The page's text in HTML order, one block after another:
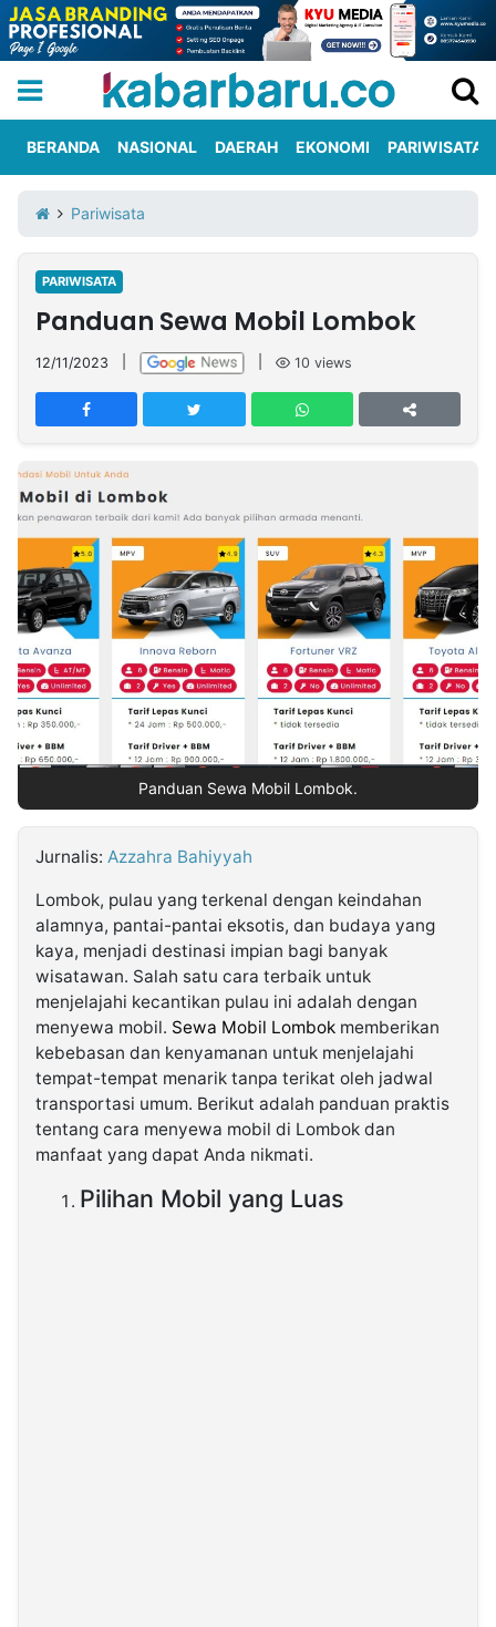
Iklan
Berita
Kami
Nasional
International
Olahraga
Entertainment
Daerah
Pariwisata
Kuliner
Kolom
Network
TREETAN
MULTIMEDIA
INDONESIA
Partner
Insight
NTB
Suara
Time
Lens
IDN
Daily
Jogja
Jalan
Rakyat
Idealita
News
Kita
Notice
Radar
Baru
Seedbacklink
Follow
Kabarbaru
Kabarbaru.co
2026
Kabarbaru
BERANDA NASIONAL DAERAH EKONOMI PARIWISATA
Pariwisata
PARIWISATA
Panduan Sewa Mobil Lombok
12/11/2023 10 views
Panduan Sewa Mobil Lombok.
Jurnalis: Azzahra Bahiyyah
Lombok, pulau yang terkenal dengan keindahan
alamnya, pantai-pantai eksotis, dan budaya yang
kaya, menjadi destinasi impian bagi banyak
wisatawan. Salah satu cara terbaik untuk
menjelajahi kecantikan pulau ini adalah dengan
menyewa mobil. Sewa Mobil Lombok memberikan
kebebasan dan kenyamanan untuk menjelajahi
tempat-tempat menarik tanpa terikat oleh jadwal
transportasi umum. Berikut adalah panduan praktis
tentang cara menyewa mobil di Lombok dan
manfaat yang dapat Anda nikmati.
Pilihan Mobil yang Luas